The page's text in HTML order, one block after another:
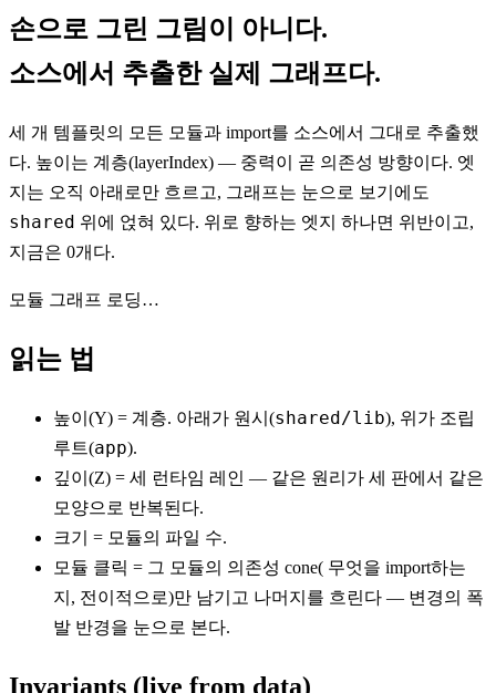
손으로 그린 그림이 아니다.
소스에서 추출한 실제 그래프다.
세 개 템플릿의 모든 모듈과 import를 소스에서 그대로 추출했
다. 높이는 계층(layerIndex) — 중력이 곧 의존성 방향이다. 엣
지는 오직 아래로만 흐르고, 그래프는 눈으로 보기에도
shared 위에 얹혀 있다. 위로 향하는 엣지 하나면 위반이고,
지금은 0개 다.
모듈 그래프 로딩…
읽는 법
높이(Y) = 계층. 아래가 원시(shared/lib), 위가 조립
루트(app).
깊이(Z) = 세 런타임 레인 — 같은 원리가 세 판에서 같은
모양으로 반복된다.
크기
= 모듈의 파일 수.
모듈 클릭 = 그 모듈의 의존성 cone( 무엇을 import하는
지, 전이적으로)만 남기고 나머지를 흐린다 — 변경의 폭
발 반경을 눈으로 본다.
Invariants (live from data)